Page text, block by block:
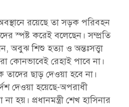
রয়েছে তা সড়ক পরিবহন
স্পষ্ট করেই বলেছেন। সম্প্রতি
অবুঝ শিশু হত্যা ও অন্তঃসত্ত্বা
কোনভাবেই রেহাই পাবে না।
ছাড় দেওয়া হবে না।
দেওয়া হয়েছে-অপরাধী
হয়। প্রধানমন্ত্রী শেখ হাসিনার